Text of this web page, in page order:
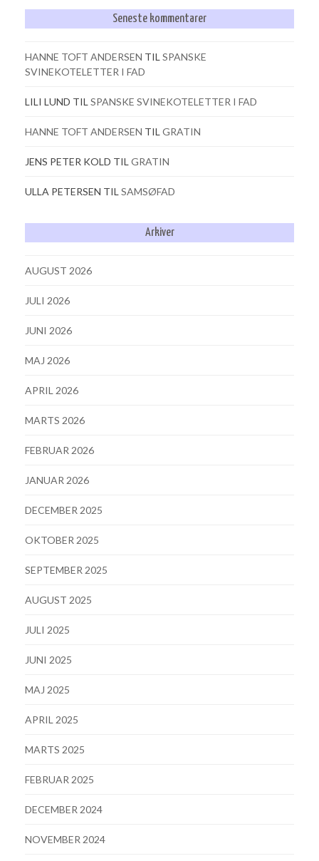
Seneste kommentarer
HANNE TOFT ANDERSEN TIL SPANSKE
SVINEKOTELETTER I FAD
LILI LUND TIL SPANSKE SVINEKOTELETTER I FAD
HANNE TOFT ANDERSEN TIL GRATIN
JENS PETER KOLD TIL GRATIN
ULLA PETERSEN TIL SAMSØFAD
Arkiver
AUGUST 2026
JULI 2026
JUNI 2026
MAJ 2026
APRIL 2026
MARTS 2026
FEBRUAR 2026
JANUAR 2026
DECEMBER 2025
OKTOBER 2025
SEPTEMBER 2025
AUGUST 2025
JULI 2025
JUNI 2025
MAJ 2025
APRIL 2025
MARTS 2025
FEBRUAR 2025
DECEMBER 2024
NOVEMBER 2024